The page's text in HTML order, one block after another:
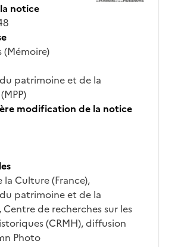
notice
(Mémoire)
patrimoine et de la
modification de la notice
Culture (France),
patrimoine et de la
de recherches sur les
(CRMH), diffusion
Photo